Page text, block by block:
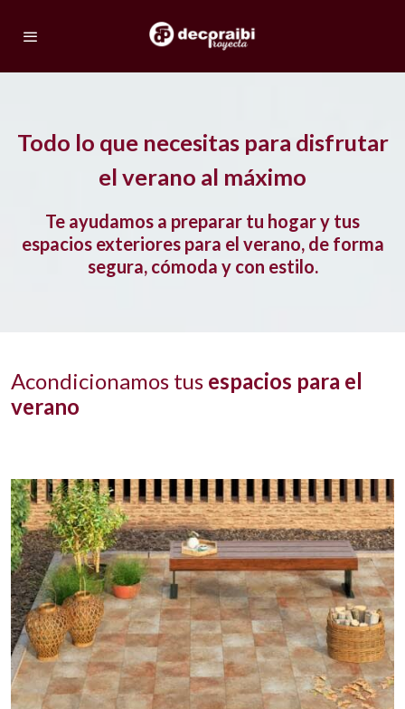
Todo lo que necesitas para disfrutar
el verano al máximo
Te ayudamos a preparar tu hogar y tus
espacios exteriores para el verano, de forma
segura, cómoda y con estilo.
Acondicionamos tus espacios para el
verano